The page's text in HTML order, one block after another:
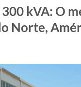
kVA: O
Norte,